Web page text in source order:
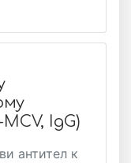
IgG)
антител к